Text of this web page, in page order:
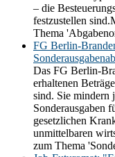
– die
festzustellen
Thema
FG Berlin-
Das FG Berlin-
erhaltenen
sind. Sie mindern
Sonderausgaben
gesetzlichen
unmittelbaren
zum Thema